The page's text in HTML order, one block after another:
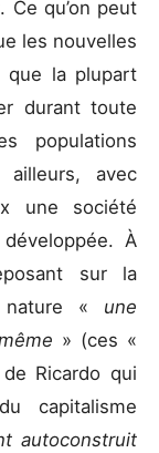
qu’on peut
les nouvelles
que la plupart
durant toute
populations
ailleurs, avec
une société
À
sur la
nature « une
» (ces «
Ricardo qui
du capitalisme
autoconstruit